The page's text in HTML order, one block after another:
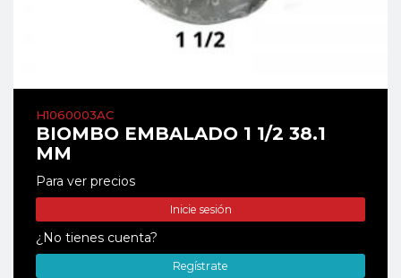
H1060003AC
BIOMBO EMBALADO 1 1/2 38.1
MM
Para ver precios
Inicie sesión
¿No tienes cuenta?
Regístrate